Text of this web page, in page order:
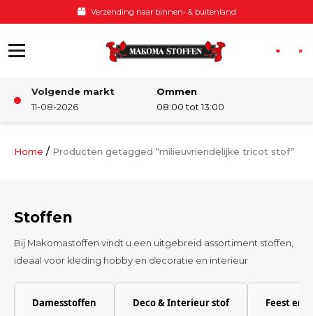
Voor 12:00 besteld, zelfde dag verzonden
Volgende markt
11-08-2026
Ommen
08:00 tot 13:00
Damesstoffen
Home / Producten getagged “milieuvriendelijke tricot stof”
Stoffen
Bij Makomastoffen vindt u een uitgebreid assortiment stoffen,
ideaal voor kleding hobby en decoratie en interieur
Damesstoffen Deco & Interieur stof Feest en